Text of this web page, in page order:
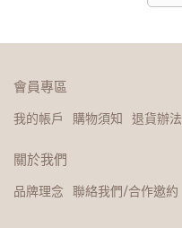
會員專區
我的帳戶 購物須知 退貨辦法
關於我們
品牌理念 聯絡我們/合作邀約